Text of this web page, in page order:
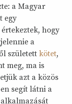
a Magyar
egy
hogy
a
született kötet,
meg, ma is
azt a közös
segít látni a